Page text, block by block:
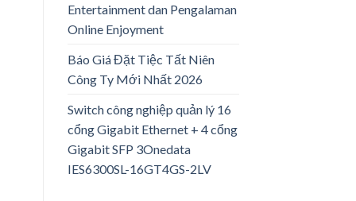
Entertainment dan Pengalaman
Online Enjoyment
Báo Giá Đặt Tiệc Tất Niên
Công Ty Mới Nhất 2026
Switch công nghiệp quản lý 16
cổng Gigabit Ethernet + 4 cổng
Gigabit SFP 3Onedata
IES6300SL-16GT4GS-2LV